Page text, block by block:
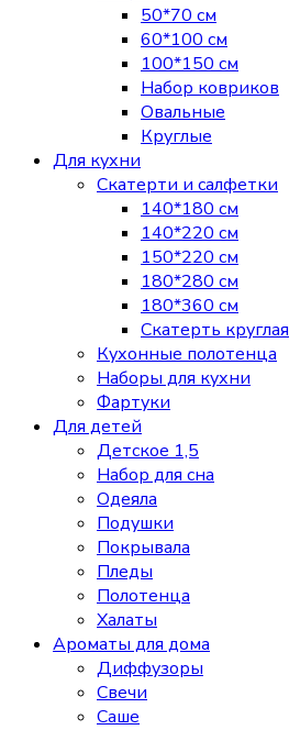
50*70 см
60*100 см
100*150 см
Набор ковриков
Овальные
Круглые
Для кухни
Скатерти и салфетки
140*180 см
140*220 см
150*220 см
180*280 см
180*360 см
Скатерть круглая
Кухонные полотенца
Наборы для кухни
Фартуки
Для детей
Детское 1,5
Набор для сна
Одеяла
Подушки
Покрывала
Пледы
Полотенца
Халаты
Ароматы для дома
Диффузоры
Свечи
Cаше